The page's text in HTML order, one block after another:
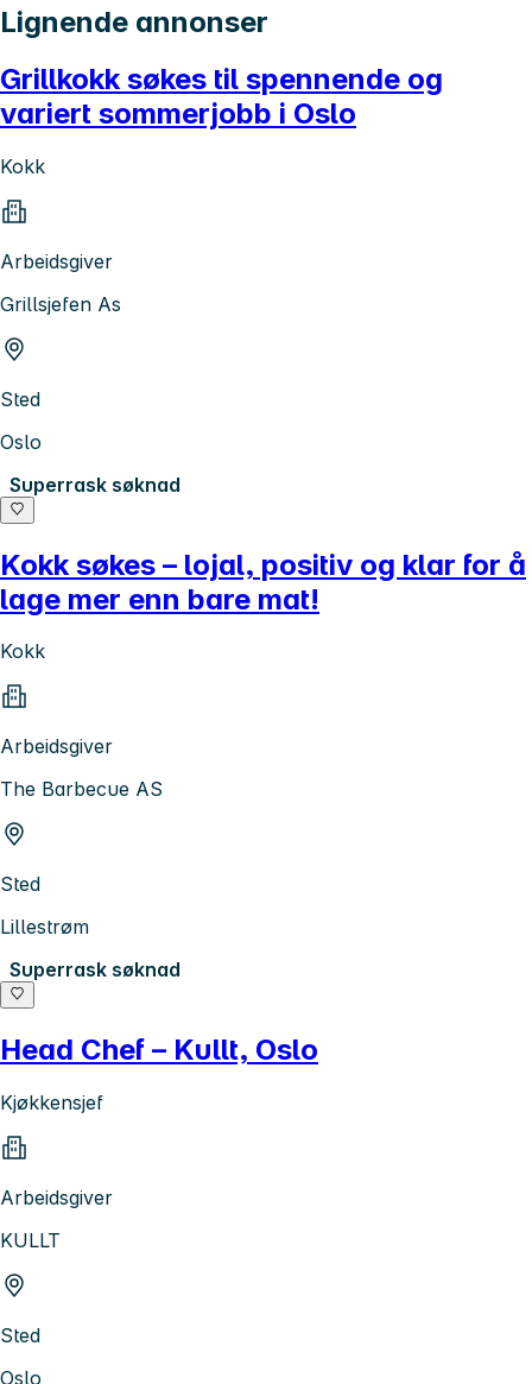
Lignende annonser
Grillkokk søkes til spennende og
variert sommerjobb i Oslo
Kokk
Arbeidsgiver
Grillsjefen As
Sted
Oslo
Superrask søknad
Kokk søkes – lojal, positiv og klar for å
lage mer enn bare mat!
Kokk
Arbeidsgiver
The Barbecue AS
Sted
Lillestrøm
Superrask søknad
Head Chef – Kullt, Oslo
Kjøkkensjef
Arbeidsgiver
KULLT
Sted
Oslo